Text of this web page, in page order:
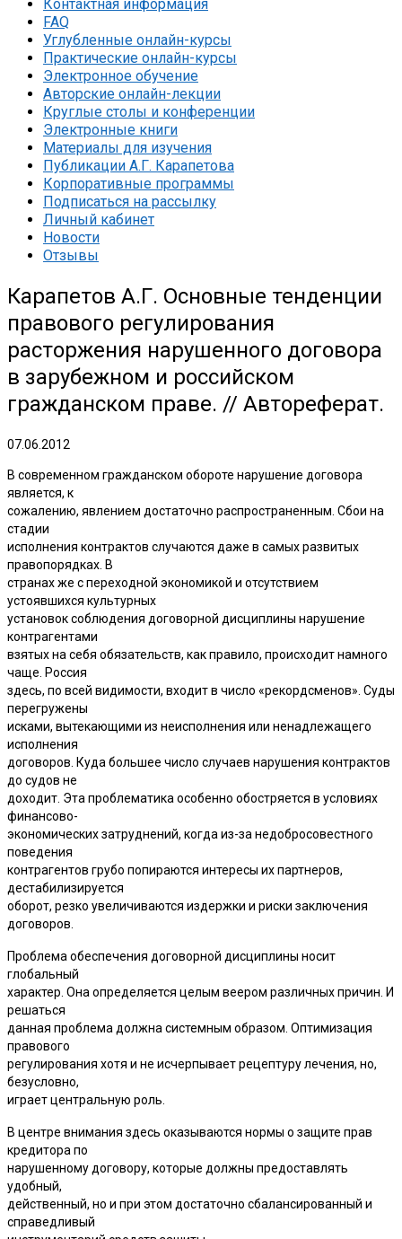
Контактная информация
FAQ
Углубленные онлайн-курсы
Практические онлайн-курсы
Электронное обучение
Авторские онлайн-лекции
Круглые столы и конференции
Электронные книги
Материалы для изучения
Публикации А.Г. Карапетова
Корпоративные программы
Подписаться на рассылку
Личный кабинет
Новости
Отзывы
Карапетов А.Г. Основные тенденции
правового регулирования
расторжения нарушенного договора
в зарубежном и российском
гражданском праве. // Автореферат.
07.06.2012
В современном гражданском обороте нарушение договора
является, к
сожалению, явлением достаточно распространенным. Сбои на
стадии
исполнения контрактов случаются даже в самых развитых
правопорядках. В
странах же с переходной экономикой и отсутствием
устоявшихся культурных
установок соблюдения договорной дисциплины нарушение
контрагентами
взятых на себя обязательств, как правило, происходит намного
чаще. Россия
здесь, по всей видимости, входит в число «рекордсменов». Суды
перегружены
исками, вытекающими из неисполнения или ненадлежащего
исполнения
договоров. Куда большее число случаев нарушения контрактов
до судов не
доходит. Эта проблематика особенно обостряется в условиях
финансово-
экономических затруднений, когда из-за недобросовестного
поведения
контрагентов грубо попираются интересы их партнеров,
дестабилизируется
оборот, резко увеличиваются издержки и риски заключения
договоров.
Проблема обеспечения договорной дисциплины носит
глобальный
характер. Она определяется целым веером различных причин. И
решаться
данная проблема должна системным образом. Оптимизация
правового
регулирования хотя и не исчерпывает рецептуру лечения, но,
безусловно,
играет центральную роль.
В центре внимания здесь оказываются нормы о защите прав
кредитора по
нарушенному договору, которые должны предоставлять
удобный,
действенный, но и при этом достаточно сбалансированный и
справедливый